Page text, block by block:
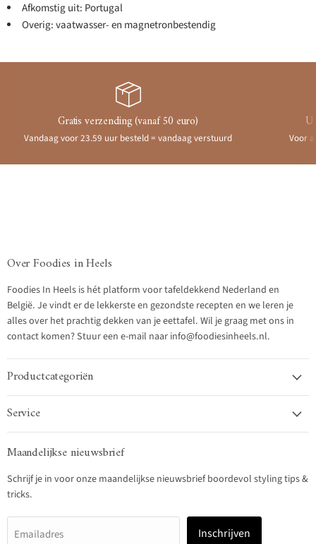
Afkomstig uit: Portugal
Overig: vaatwasser- en magnetronbestendig
Gratis verzending (vanaf 50 euro)
Vandaag voor 23.59 uur besteld = vandaag verstuurd Voor
Over Foodies in Heels
Foodies In Heels is hét platform voor tafeldekkend Nederland en
België. Je vindt er de lekkerste en gezondste recepten en we leren je
alles over het prachtig dekken van je eettafel. Wil je graag met ons in
contact komen? Stuur een e-mail naar info@foodiesinheels.nl.
Productcategoriën
Service
Maandelijkse nieuwsbrief
Schrijf je in voor onze maandelijkse nieuwsbrief boordevol styling tips &
tricks.
Emailadres Inschrijven